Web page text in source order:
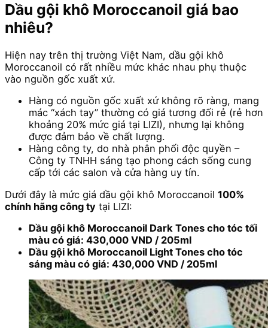
Dầu gội khô Moroccanoil giá bao
nhiêu?
Hiện nay trên thị trường Việt Nam, dầu gội khô
Moroccanoil có rất nhiều mức khác nhau phụ thuộc
vào nguồn gốc xuất xứ.
Hàng có nguồn gốc xuất xứ không rõ ràng, mang
mác “xách tay” thường có giá tương đối rẻ (rẻ hơn
khoảng 20% mức giá tại LIZI), nhưng lại không
được đảm bảo về chất lượng.
Hàng công ty, do nhà phân phối độc quyền –
Công ty TNHH sáng tạo phong cách sống cung
cấp tới các salon và cửa hàng uy tín.
Dưới đây là mức giá dầu gội khô Moroccanoil 100%
chính hãng công ty tại LIZI:
Dầu gội khô Moroccanoil Dark Tones cho tóc tối
màu có giá: 430,000 VND / 205ml
Dầu gội khô Moroccanoil Light Tones cho tóc
sáng màu có giá: 430,000 VND / 205ml